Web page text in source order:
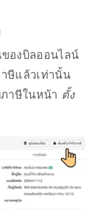
องบิลออนไลน์
ษีแล้วเท่านั้น
าษีในหน้า ตั้ง